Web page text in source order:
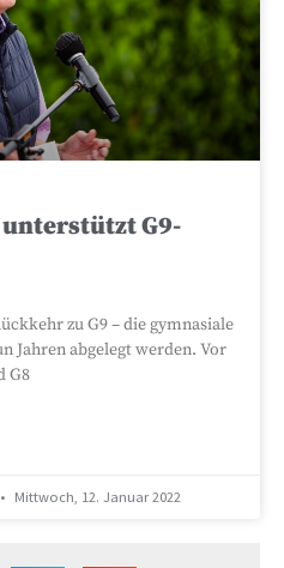
G9-
zu G9 – die gymnasiale
Jahren abgelegt werden. Vor
G8
Mittwoch, 12. Januar 2022